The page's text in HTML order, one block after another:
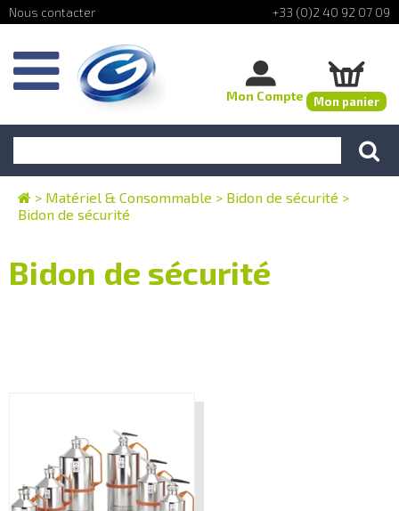
+33 (0)2 40 92 07 09
Mon Compte Mon panier
> Matériel & Consommable > Bidon de sécurité >
Bidon de sécurité
Bidon de sécurité